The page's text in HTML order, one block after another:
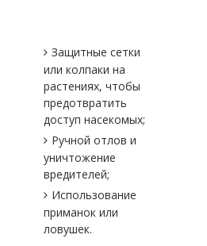
Защитные сетки
или колпаки на
растениях, чтобы
предотвратить
доступ насекомых;
Ручной отлов и
уничтожение
вредителей;
Использование
приманок или
ловушек.